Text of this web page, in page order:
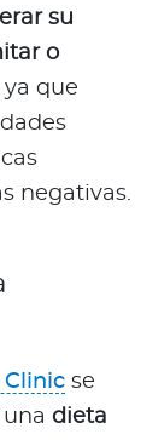
su
o
ya que
negativas.
Clinic se
dieta